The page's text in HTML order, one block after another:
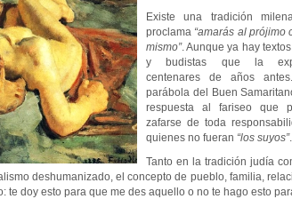
Existe una tradición
proclama “amarás al prójimo
mismo”. Aunque ya hay
y budistas que la
centenares de años
parábola del Buen
respuesta al fariseo que
zafarse de toda
quienes no fueran “los suyos”.
Tanto en la tradición judía
deshumanizado, el concepto de pueblo, familia,
te doy esto para que me des aquello o no te hago esto